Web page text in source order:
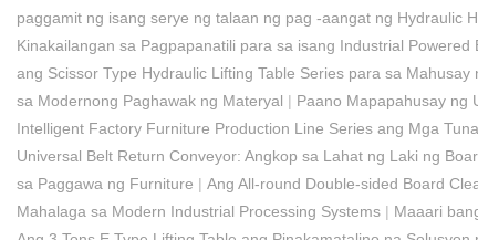
paggamit ng isang serye ng talaan ng pag -aangat ng Hydraulic
Kinakailangan sa Pagpapanatili para sa isang Industrial Powered
ang Scissor Type Hydraulic Lifting Table Series para sa
sa Modernong Paghawak ng Materyal | Paano Mapapahusay ng
Intelligent Factory Furniture Production Line Series ang Mga
Universal Belt Return Conveyor: Angkop sa Lahat ng Laki ng
sa Paggawa ng Furniture​ | Ang All-round Double-sided Board
Mahalaga sa Modern Industrial Processing Systems | Maaari